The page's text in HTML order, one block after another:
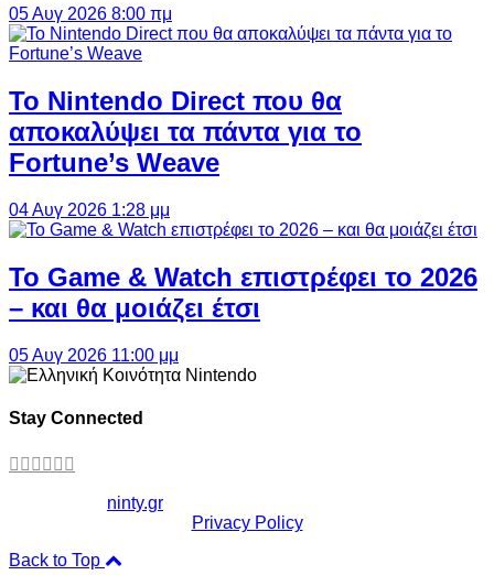
05 Αυγ 2026 8:00 πμ
Το Nintendo Direct που θα
αποκαλύψει τα πάντα για το
Fortune’s Weave
04 Αυγ 2026 1:28 μμ
Το Game & Watch επιστρέφει το 2026
– και θα μοιάζει έτσι
05 Αυγ 2026 11:00 μμ
Stay Connected
ninty.gr
Privacy Policy
Back to Top